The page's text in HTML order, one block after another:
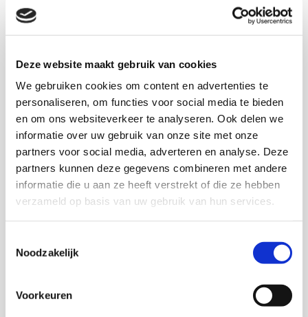
Deze website maakt gebruik van cookies
We gebruiken cookies om content en advertenties te
personaliseren, om functies voor social media te bieden
en om ons websiteverkeer te analyseren. Ook delen we
informatie over uw gebruik van onze site met onze
partners voor social media, adverteren en analyse. Deze
partners kunnen deze gegevens combineren met andere
informatie die u aan ze heeft verstrekt of die ze hebben
verzameld op basis van uw gebruik van hun services.
Noodzakelijk
Voorkeuren
Onderzoekers
Marjan de Gruijter
Senior onderzoeker
Bas Tierolf